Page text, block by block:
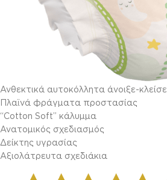
Ανθεκτικά αυτοκόλλητα άνοιξε-κλείσε
Πλαϊνά φράγματα προστασίας
“Cotton Soft” κάλυμμα
Ανατομικός σχεδιασμός
Δείκτης υγρασίας
Αξιολάτρευτα σχεδιάκια